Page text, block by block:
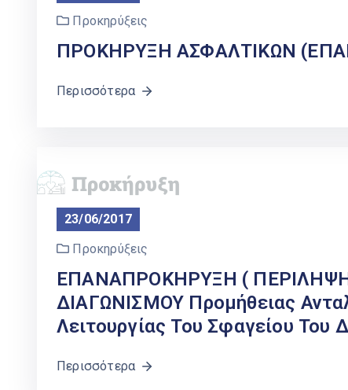
Προκηρύξεις
ΠΡΟΚΗΡΥΞΗ ΑΣΦΑΛΤΙΚΩΝ
Περισσότερα
23/06/2017
Προκηρύξεις
ΕΠΑΝΑΠΡΟΚΗΡΥΞΗ (
ΔΙΑΓΩΝΙΣΜΟΥ Προμήθειας
Λειτουργίας Του Σφαγείου Του
Περισσότερα